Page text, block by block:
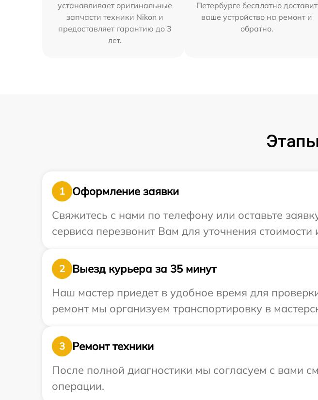
устанавливает оригинальные
запчасти техники Nikon и
предоставляет гарантию до 3
лет.
Петербурге бесплатно доставит
ваше устройство на ремонт и
обратно.
1
Оформление заявки
Свяжитесь с нами по телефону или оставьте
сервиса перезвонит Вам для уточнения
2
Выезд курьера за 35 минут
Наш мастер приедет в удобное время для
ремонт мы организуем транспортировку в
3
Ремонт техники
После полной диагностики мы согласуем с вами
операции.